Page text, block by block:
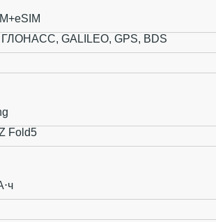
ГЛОНАСС, GALILEO, GPS, BDS
Fold5